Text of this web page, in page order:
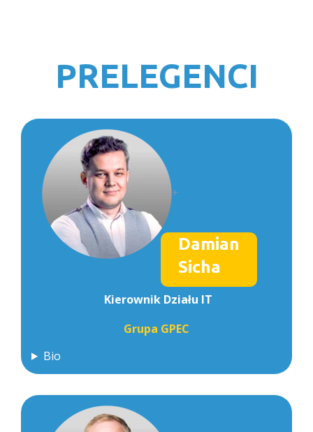
PRELEGENCI
+
Damian
Sicha
Kierownik Działu IT
Grupa GPEC
Bio